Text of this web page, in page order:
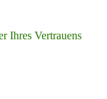
Ihres Vertrauens